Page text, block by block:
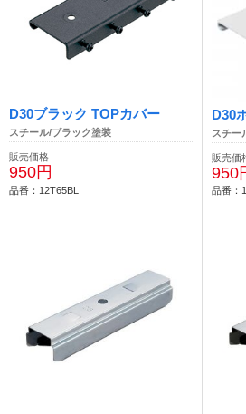
D30ブラック TOPカバー
スチール/ブラック塗装
販売価格
950円
品番：12T65BL
D30
スチー
販売価
950
品番：